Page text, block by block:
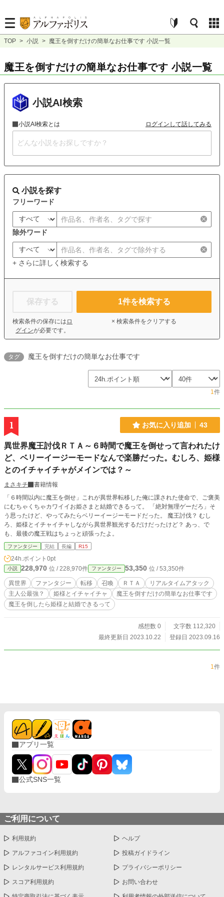
TOP > 小説 > 魔王を倒すだけの簡単なお仕事です 小説一覧
魔王を倒すだけの簡単なお仕事です 小説一覧
小説AI検索
小説AI検索とは ログインして話してみる
小説を探す
フリーワード
除外ワード
+ さらに詳しく検索する
保存する
検索条件の保存には ロ
グインが必要です。
1件を検索する
× 検索条件をクリアする
タグ 魔王を倒すだけの簡単なお仕事です
1件
1 お気に入り追加 43
異世界魔王討伐ＲＴＡ～６時間で魔王を倒せって言われたけ
ど、ベリーイージーモードなんで楽勝だった。むしろ、姫様
とのイチャイチャがメインでは？～
まさキチ
書籍情報
「６時間以内に魔王を倒せ」これが異世界転移した俺に課された使命で、ご褒美
にむちゃくちゃカワイイお姫さまと結婚できるって。 「絶対無理ゲーだろ」そ
う思ったけど、やってみたらベリーイージーモードだった。 魔王討伐？ むし
ろ、姫様とイチャイチャしながら異世界観光するだけだったけど？ あっ、で
も、最後の魔王戦はちょっと頑張ったよ。
ファンタジー 完結 長編 R15
24h.ポイント 0pt
小説 228,970 位 / 228,970件 ファンタジー 53,350 位 / 53,350件
異世界 ファンタジー 転移 召喚 ＲＴＡ
リアルタイムアタック
主人公最強？
姫様とイチャイチャ
魔王を倒すだけの簡単なお仕事です
魔王を倒したら姫様と結婚できるって
感想数 0
文字数 112,320
最終更新日 2023.10.22
登録日 2023.09.16
1件
アプリ一覧
公式SNS一覧
ご利用について
利用規約 ヘルプ
アルファコイン利用規約 投稿ガイドライン
レンタルサービス利用規約 プライバシーポリシー
スコア利用規約 お問い合わせ